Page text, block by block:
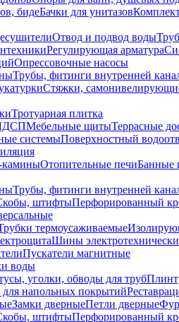
бидеБачки для унитазов
Отвод и подвод воды
Регулирующая арматура
Опрессовочные насосы
Трубы, фитинги внутренней
Стяжки,
Тротуарная плитка
Мебельные щитыТеррасные
системыПоверхностный
Отопительные печиБанные
Трубы, фитинги внутренней
штифтыПерфорированный
термоусаживаемые
Шины
Пускатели магнитные
воды
уголки, обводы для труб
для напольных покрытий
Замки дверныеПетли дверные
штифтыПерфорированный